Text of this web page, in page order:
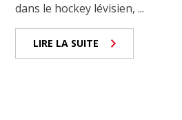
dans le hockey lévisien, ...
LIRE LA SUITE